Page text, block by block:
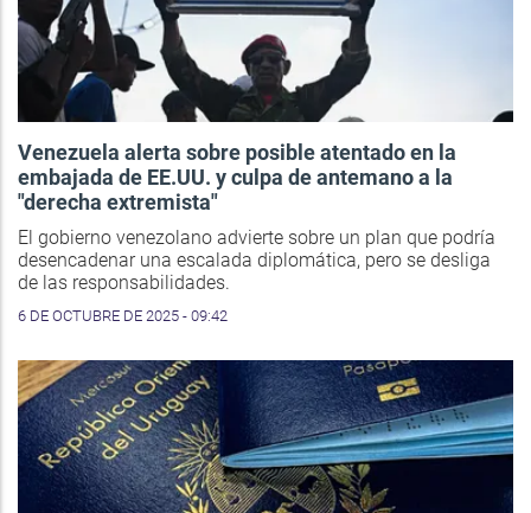
Venezuela alerta sobre posible atentado en la
embajada de EE.UU. y culpa de antemano a la
"derecha extremista"
El gobierno venezolano advierte sobre un plan que podría
desencadenar una escalada diplomática, pero se desliga
de las responsabilidades.
6 DE OCTUBRE DE 2025 - 09:42